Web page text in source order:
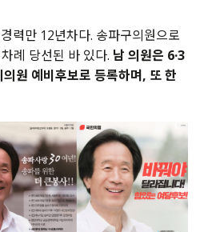
력만 12년차다. 송파구의원으로
례 당선된 바 있다. 남 의원은 6·3
원 예비후보로 등록하며, 또 한